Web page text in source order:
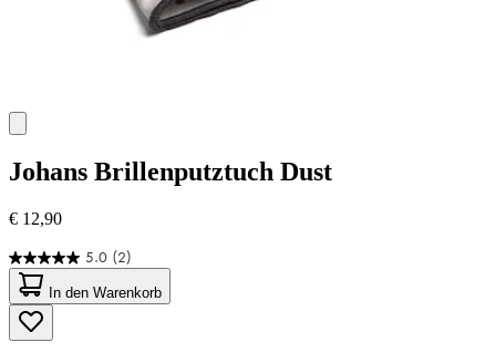
Johans Brillenputztuch Dust
€ 12,90
5.0 (2)
5.0
von
5
Sternen.
2
In den Warenkorb